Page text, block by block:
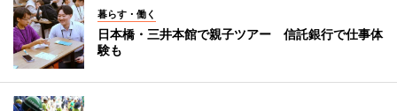
暮らす・働く
日本橋・三井本館で親子ツアー 信託銀行で仕事体
験も